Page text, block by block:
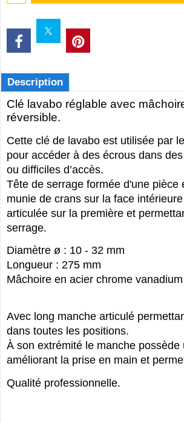
Description
Clé lavabo réglable avec
réversible.
Cette clé de lavabo est utilisée par
pour accéder à des écrous dans
ou difficiles d’accès.
Tête de serrage formée d'une pièce
munie de crans sur la face
articulée sur la première et
serrage.
Diamètre ø : 10 - 32 mm
Longueur : 275 mm
Mâchoire en acier chrome vanadium
Avec long manche articulé
dans toutes les positions.
À son extrémité le manche possède
améliorant la prise en main et
Qualité professionnelle.